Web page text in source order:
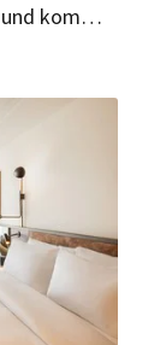
kommt
seine